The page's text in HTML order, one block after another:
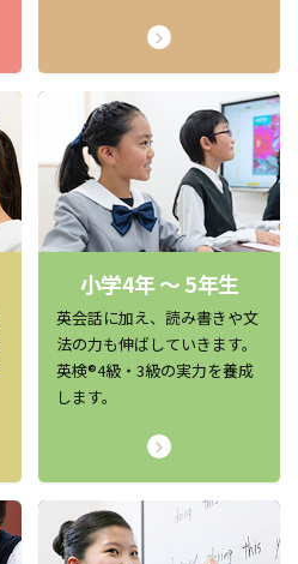
小学4年 ～ 5年生
英会話に加え、読み書きや文
法の力も伸ばしていきます。
英検®4級・3級の実力を養成
します。